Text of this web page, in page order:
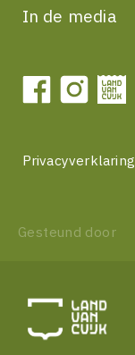
In de media
Privacyverklaring
Gesteund door